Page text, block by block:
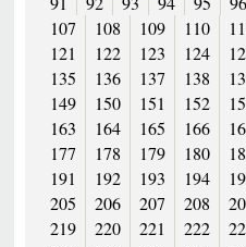
107
108 109 110
121
122 123 124
135
136 137 138
149
150 151 152
163
164 165 166
177
178 179 180
191
192 193 194
205
206 207 208
219
220 221 222